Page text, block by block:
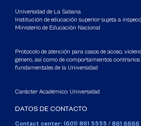
Universidad de La Sabana
Institución de educación superior sujeta a
Ministerio de Educación Nacional
Protocolo de atención para casos de acoso,
género, así como de comportamientos
fundamentales de la Universidad
Carácter Académico: Universidad
DATOS DE CONTACTO
Contact center: (601) 861 5555 / 861 6666